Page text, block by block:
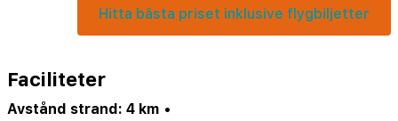
Hitta bästa priset inklusive flygbiljetter
Faciliteter
Avstånd strand: 4 km •